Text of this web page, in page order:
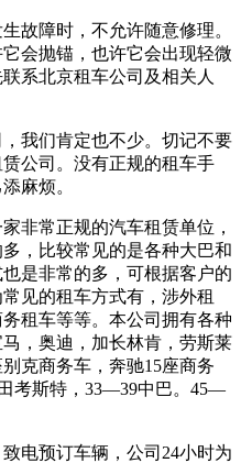
故障时，不允许随意修理。
会抛锚，也许它会出现轻微
系北京租车公司及相关人
我们肯定也不少。切记不要
公司。没有正规的租车手
麻烦。
非常正规的汽车租赁单位，
，比较常见的是各种大巴和
是非常的多，可根据客户的
见的租车方式有，涉外租
租车等等。本公司拥有各种
，奥迪，加长林肯，劳斯莱
克商务车，奔驰15座商务
考斯特，33—39中巴。45—
电预订车辆，公司24小时为